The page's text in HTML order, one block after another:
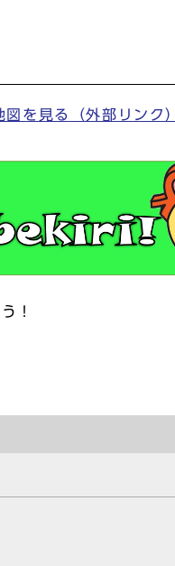
を見る（外部リンク）